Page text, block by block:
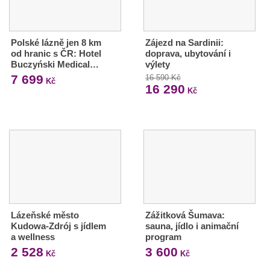
Polské lázně jen 8 km
od hranic s ČR: Hotel
Buczyński Medical…
7 699 Kč
Zájezd na Sardinii:
doprava, ubytování i
výlety
16 590 Kč
16 290 Kč
Lázeňské město
Kudowa-Zdrój s jídlem
a wellness
2 528 Kč
Zážitková Šumava:
sauna, jídlo i animační
program
3 600 Kč